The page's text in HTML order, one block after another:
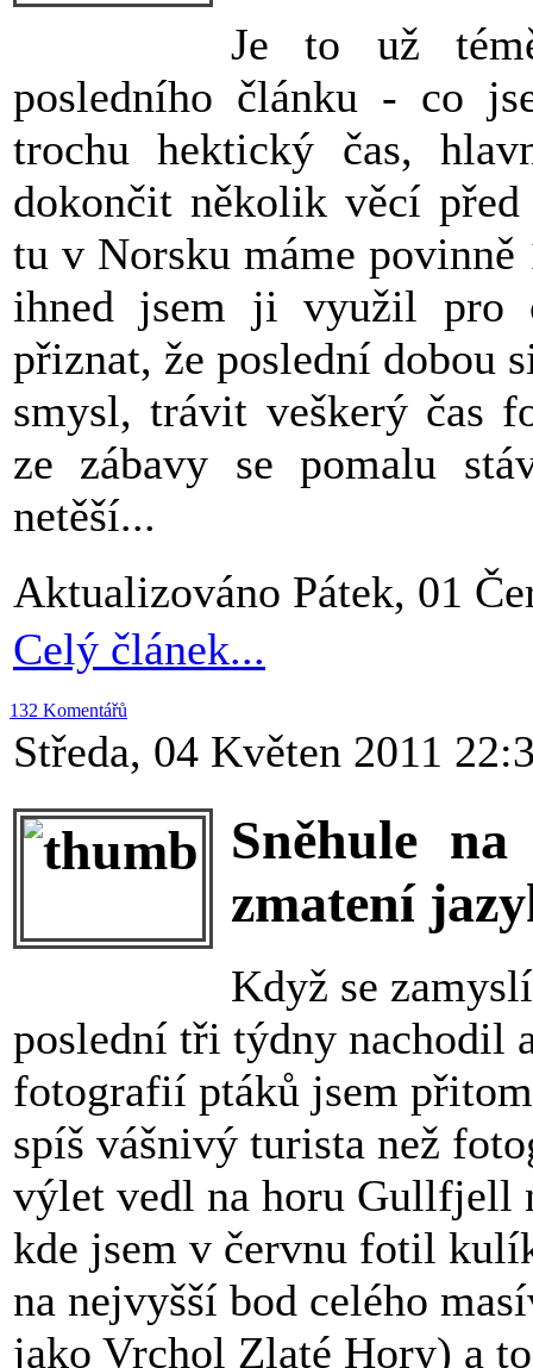
Je to už
posledního článku - co
trochu hektický čas,
dokončit několik věcí
tu v Norsku máme
ihned jsem ji využil pro
přiznat, že poslední dobou
smysl, trávit veškerý čas
ze zábavy se pomalu
netěší...
Aktualizováno Pátek, 01
Celý článek...
132 Komentářů
Středa, 04 Květen 2011
Sněhule
zmatení
Když se
poslední tři týdny nachodil
fotografií ptáků jsem
spíš vášnivý turista než
výlet vedl na horu Gullfjell
kde jsem v červnu fotil
na nejvyšší bod celého
jako Vrchol Zlaté Hory) a